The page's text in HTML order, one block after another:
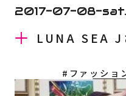
2017-07-08-sat.
LUNA SEA J
#ファッショ